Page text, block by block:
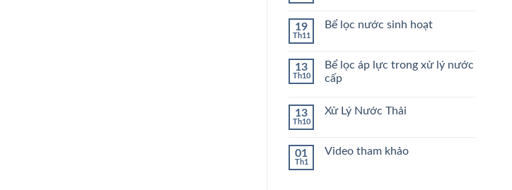
19
Th11
Bể lọc nước sinh hoạt
13
Th10
Bể lọc áp lực trong xử lý nước
cấp
13
Th10
Xử Lý Nước Thải
01
Th1
Video tham khảo